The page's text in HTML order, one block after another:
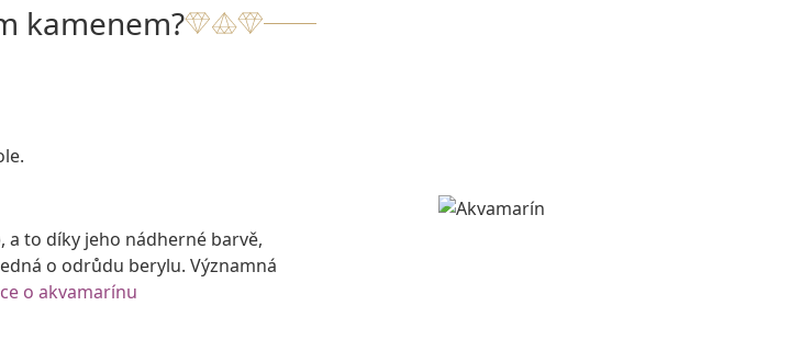
kamenem?
a to díky jeho nádherné barvě,
o odrůdu berylu. Významná
o akvamarínu